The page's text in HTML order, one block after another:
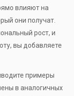
влияют на
они получат.
рост, и
вы добавляете
примеры
в аналогичных